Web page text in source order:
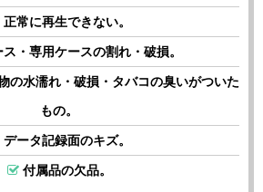
正常に再生できない。
・専用ケースの割れ・破損。
の水濡れ・破損・タバコの臭いがついた
もの。
データ記録面のキズ。
付属品の欠品。